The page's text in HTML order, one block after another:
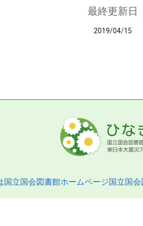
最終更新日
2019/04/15
国立国会図書館ホームページ国立国